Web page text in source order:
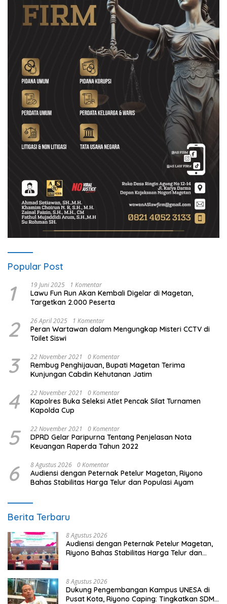
Popular Post
1 19 Juni 2025 1 Komentar
Lawu Fun Run Akan Kembali Digelar di Magetan,
Targetkan 2.000 Peserta
2 26 April 2025 1 Komentar
Peran Wartawan dalam Mengungkap Misteri CCTV di
Toilet Siswi
3 22 November 2021 0 Komentar
Rembug Penghijauan, Bupati Magetan Terima
Kunjungan Cabdin Kehutanan Jatim
4 22 November 2021 0 Komentar
Kapolres Buka Seleksi Atlet Pencak Silat Turnamen
Kapolda Cup
5 22 November 2021 0 Komentar
DPRD Gelar Paripurna Tentang Penjelasan Nota
Keuangan Raperda Tahun 2022
6 8 Agustus 2026 0 Komentar
Audiensi dengan Peternak Petelur Magetan, Riyono
Bahas Stabilitas Harga Telur dan Populasi Ayam
Berita Terbaru
8 Agustus 2026
Audiensi dengan Peternak Petelur Magetan,
Riyono Bahas Stabilitas Harga Telur dan
8 Agustus 2026
Dukung Pengembangan Kampus UNESA di
Pusat Kota, Riyono Caping: Tingkatkan SDM